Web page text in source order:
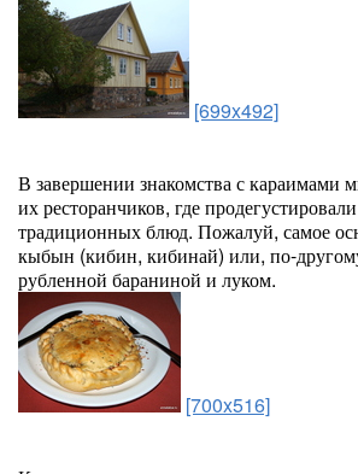
[699x492]
В завершении знакомства с караимами
их ресторанчиков, где
традиционных блюд. Пожалуй, самое
кыбын (кибин, кибинай) или, по-
рубленной бараниной и луком.
[700x516]